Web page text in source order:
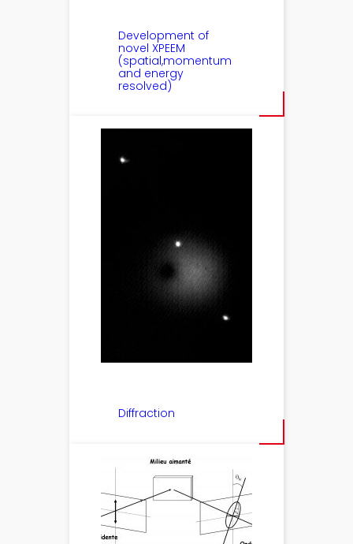
Development of
novel XPEEM
(spatial,momentum
and energy
resolved)
Diffraction